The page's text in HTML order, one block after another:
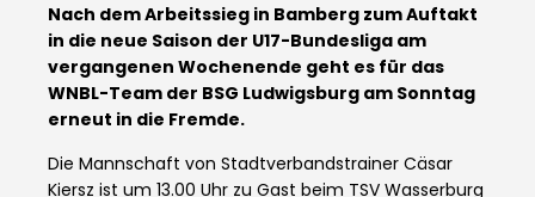
Nach dem Arbeitssieg in Bamberg zum Auftakt
in die neue Saison der U17-Bundesliga am
vergangenen Wochenende geht es für das
WNBL-Team der BSG Ludwigsburg am Sonntag
erneut in die Fremde.
Die Mannschaft von Stadtverbandstrainer Cäsar
Kiersz ist um 13.00 Uhr zu Gast beim TSV Wasserburg